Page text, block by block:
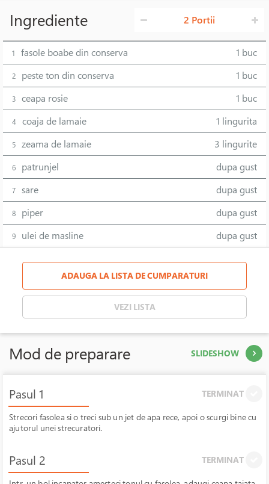
Ingrediente 2 Portii
1 fasole boabe din conserva 1 buc
2 peste ton din conserva 1 buc
3 ceapa rosie 1 buc
4 coaja de lamaie 1 lingurita
5 zeama de lamaie 3 lingurite
6 patrunjel dupa gust
7 sare dupa gust
8 piper dupa gust
9 ulei de masline dupa gust
ADAUGA LA LISTA DE CUMPARATURI
VEZI LISTA
Mod de preparare SLIDESHOW
Pasul 1 TERMINAT
Strecori fasolea si o treci sub un jet de apa rece, apoi o scurgi bine cu
ajutorul unei strecuratori.
Pasul 2 TERMINAT